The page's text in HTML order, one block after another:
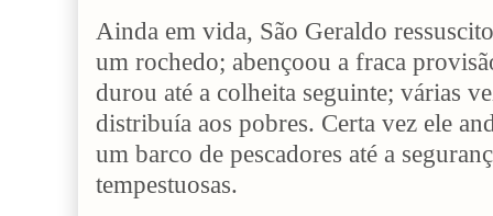
Ainda em vida, São Geraldo
um rochedo; abençoou a fraca
durou até a colheita seguinte; várias
distribuía aos pobres. Certa vez ele
um barco de pescadores até a
tempestuosas.